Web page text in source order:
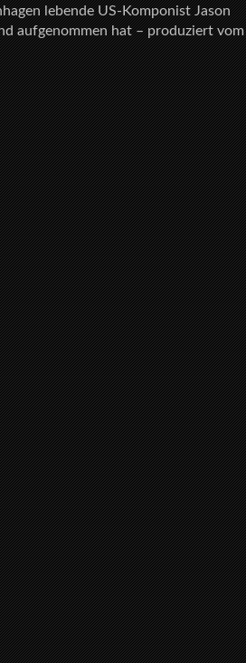
lebende US-Komponist Jason
aufgenommen hat – produziert vom